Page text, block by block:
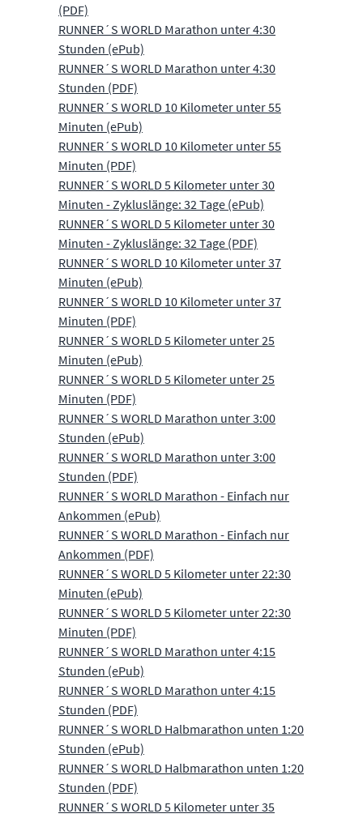
(PDF)
RUNNER´S WORLD Marathon unter 4:30
Stunden (ePub)
RUNNER´S WORLD Marathon unter 4:30
Stunden (PDF)
RUNNER´S WORLD 10 Kilometer unter 55
Minuten (ePub)
RUNNER´S WORLD 10 Kilometer unter 55
Minuten (PDF)
RUNNER´S WORLD 5 Kilometer unter 30
Minuten - Zykluslänge: 32 Tage (ePub)
RUNNER´S WORLD 5 Kilometer unter 30
Minuten - Zykluslänge: 32 Tage (PDF)
RUNNER´S WORLD 10 Kilometer unter 37
Minuten (ePub)
RUNNER´S WORLD 10 Kilometer unter 37
Minuten (PDF)
RUNNER´S WORLD 5 Kilometer unter 25
Minuten (ePub)
RUNNER´S WORLD 5 Kilometer unter 25
Minuten (PDF)
RUNNER´S WORLD Marathon unter 3:00
Stunden (ePub)
RUNNER´S WORLD Marathon unter 3:00
Stunden (PDF)
RUNNER´S WORLD Marathon - Einfach nur
Ankommen (ePub)
RUNNER´S WORLD Marathon - Einfach nur
Ankommen (PDF)
RUNNER´S WORLD 5 Kilometer unter 22:30
Minuten (ePub)
RUNNER´S WORLD 5 Kilometer unter 22:30
Minuten (PDF)
RUNNER´S WORLD Marathon unter 4:15
Stunden (ePub)
RUNNER´S WORLD Marathon unter 4:15
Stunden (PDF)
RUNNER´S WORLD Halbmarathon unten 1:20
Stunden (ePub)
RUNNER´S WORLD Halbmarathon unten 1:20
Stunden (PDF)
RUNNER´S WORLD 5 Kilometer unter 35